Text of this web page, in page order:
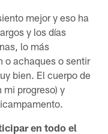
mejor y eso ha
y los días
lo más
o achaques o sentir
bien. El cuerpo de
mi progreso) y
en todo el